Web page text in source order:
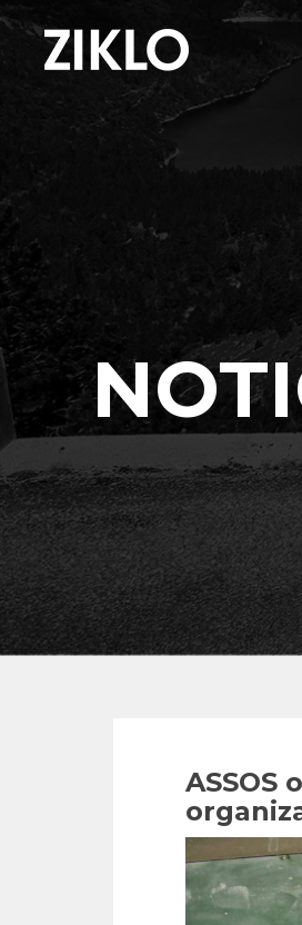
ASSOS